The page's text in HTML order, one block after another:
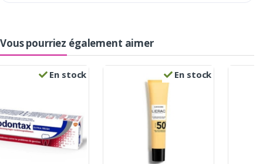
Vous pourriez également aimer
En stock En stock